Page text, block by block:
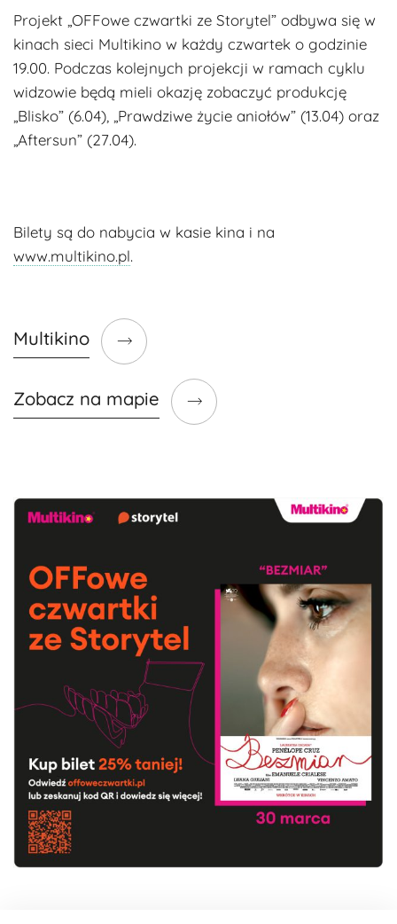
Projekt „OFFowe czwartki ze Storytel” odbywa się w
kinach sieci Multikino w każdy czwartek o godzinie
19.00. Podczas kolejnych projekcji w ramach cyklu
widzowie będą mieli okazję zobaczyć produkcję
„Blisko” (6.04), „Prawdziwe życie aniołów” (13.04) oraz
„Aftersun” (27.04).
Bilety są do nabycia w kasie kina i na
www.multikino.pl.
Multikino
Zobacz na mapie